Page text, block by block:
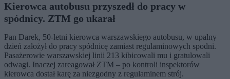
Kierowca autobusu przyszedł do pracy w
spódnicy. ZTM go ukarał
Pan Darek, 50-letni kierowca warszawskiego autobusu, w upalny
dzień założył do pracy spódnicę zamiast regulaminowych spodni.
Pasażerowie warszawskiej linii 213 kibicowali mu i gratulowali
odwagi. Inaczej zareagował ZTM – po kontroli inspektorów
kierowca dostał karę za niezgodny z regulaminem strój.